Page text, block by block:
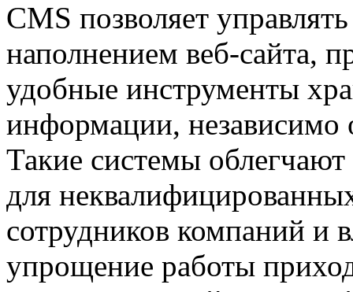
CMS позволяет
наполнением веб-сайта,
удобные инструменты
информации, независимо
Такие системы
для
сотрудников компаний и
упрощение работы